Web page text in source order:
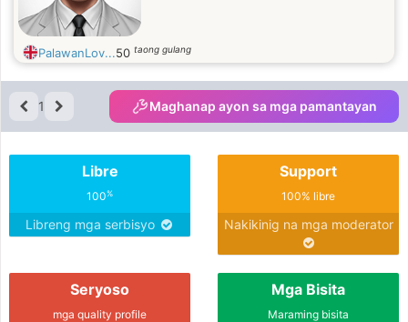
PalawanLov...50 taong gulang
1 Maghanap ayon sa mga pamantayan
Libre
100%
Libreng mga serbisyo
Support
100% libre
Nakikinig na mga moderator
Seryoso
mga quality profile
Mga Bisita
Maraming bisita